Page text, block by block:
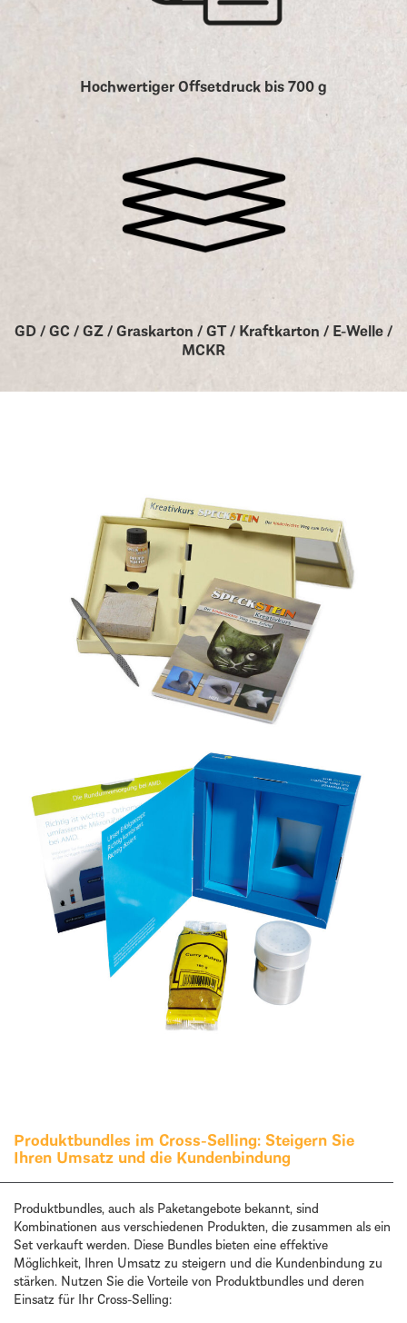
Hochwertiger Offsetdruck bis 700 g
GD / GC / GZ / Graskarton / GT / Kraftkarton / E-Welle /
MCKR
Produktbundles im Cross-Selling: Steigern Sie
Ihren Umsatz und die Kundenbindung
Produktbundles, auch als Paketangebote bekannt, sind
Kombinationen aus verschiedenen Produkten, die zusammen als ein
Set verkauft werden. Diese Bundles bieten eine effektive
Möglichkeit, Ihren Umsatz zu steigern und die Kundenbindung zu
stärken. Nutzen Sie die Vorteile von Produktbundles und deren
Einsatz für Ihr Cross-Selling: